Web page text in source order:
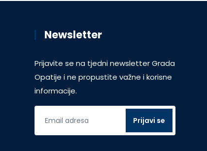
Newsletter
Prijavite se na tjedni newsletter Grada
Opatije i ne propustite važne i korisne
informacije.